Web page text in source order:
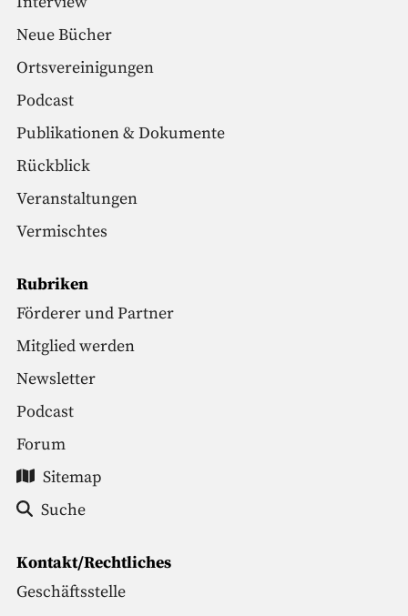
Neue Bücher
Ortsvereinigungen
Podcast
Publikationen & Dokumente
Rückblick
Veranstaltungen
Vermischtes
Rubriken
Förderer und Partner
Mitglied werden
Newsletter
Podcast
Forum
Sitemap
Suche
Kontakt/Rechtliches
Geschäftsstelle